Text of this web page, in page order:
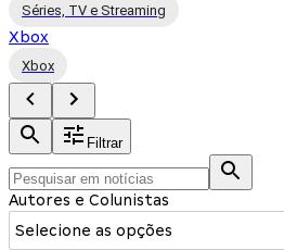
Séries, TV e Streaming
Xbox
Xbox
Filtrar
Autores e Colunistas
Selecione as opções